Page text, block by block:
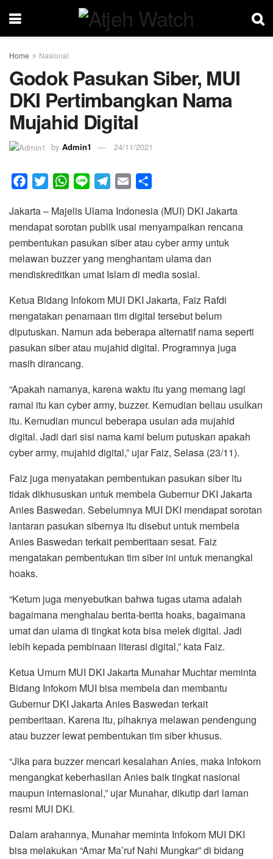
Home Nasional
Godok Pasukan Siber, MUI
DKI Pertimbangkan Nama
Mujahid Digital
by Admin1 24/11/2021
c
e
b
o
o
i
t
t
e
r
W
a
t
s
A
p
n
e
l
e
g
r
a
a
i
l
a
r
e
Jakarta – Majelis Ulama Indonesia (MUI) DKI Jakarta
mendapat sorotan publik usai menyampaikan rencana
pembentukan pasukan siber atau cyber army untuk
melawan buzzer yang menghantam ulama dan
mendiskreditkan umat Islam di media sosial.
Ketua Bidang Infokom MUI DKI Jakarta, Faiz Rafdi
mengatakan penamaan tim digital tersebut belum
diputuskan. Namun ada beberapa alternatif nama seperti
pasukan siber atau mujahid digital. Programnya juga
masih dirancang.
“Apakah namanya, karena waktu itu yang memang lagi
ramai itu kan cyber army, buzzer. Kemudian beliau usulkan
itu. Kemudian muncul beberapa usulan ada mujahid
digital. Jadi dari sisi nama kami belum putuskan apakah
cyber army, mujahid digital,” ujar Faiz, Selasa (23/11).
Faiz juga menyatakan pembentukan pasukan siber itu
tidak dikhususkan untuk membela Gubernur DKI Jakarta
Anies Baswedan. Sebelumnya MUI DKI mendapat sorotan
lantaran pasukan sibernya itu disebut untuk membela
Anies Baswedan terkait pemberitaan sesat. Faiz
mengatakan pembentukan tim siber ini untuk menangkal
hoaks.
“Ketum juga menyebutkan bahwa tugas utama adalah
bagaimana menghalau berita-berita hoaks, bagaimana
umat dan ulama di tingkat kota bisa melek digital. Jadi
lebih kepada pembinaan literasi digital,” kata Faiz.
Ketua Umum MUI DKI Jakarta Munahar Muchtar meminta
Bidang Infokom MUI bisa membela dan membantu
Gubernur DKI Jakarta Anies Baswedan terkait
pemberitaan. Karena itu, pihaknya melawan pendengung
atau buzzer lewat pembentukan tim siber khusus.
“Jika para buzzer mencari kesalahan Anies, maka Infokom
mengangkat keberhasilan Anies baik tingkat nasional
maupun internasional,” ujar Munahar, dikutip dari laman
resmi MUI DKI.
Dalam arahannya, Munahar meminta Infokom MUI DKI
bisa melakukan “Amar Ma’ruf Nahi Mungkar” di bidang